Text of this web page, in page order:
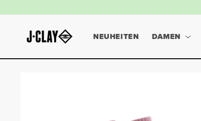
ZUM
NEUHEITEN DAMEN